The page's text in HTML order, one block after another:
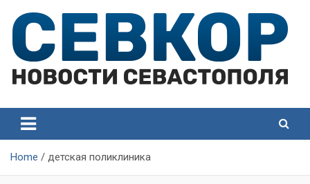
content
Севастополя
Севастополя
Home детская поликлиника